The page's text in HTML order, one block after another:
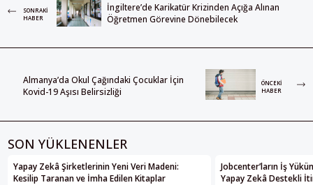
SONRAKI
HABER
İngiltere’de Karikatür Krizinden Açığa Alınan
Öğretmen Görevine Dönebilecek
Almanya’da Okul Çağındaki Çocuklar İçin
Kovid-19 Aşısı Belirsizliği
ÖNCEKI
HABER
SON YÜKLENENLER
Yapay Zekâ Şirketlerinin Yeni Veri Madeni:
Kesilip Taranan ve İmha Edilen Kitaplar
Jobcenter’ların İş
Yapay Zekâ Destekli